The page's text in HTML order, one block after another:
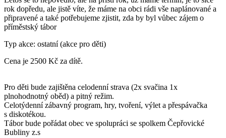
rok dopředu, ale jistě víte, že máme na obci rádi vše naplánované a
připravené a také potřebujeme zjistit, zda by byl vůbec zájem o
příměstský tábor
Typ akce: ostatní (akce pro děti)
Cena je 2500 Kč za dítě.
Pro děti bude zajištěna celodenní strava (2x svačina 1x
plnohodnotný oběd) a pitný režim.
Celotýdenní zábavný program, hry, tvoření, výlet a přespávačka
s diskotékou.
Tábor bude pořádat obec ve spolupráci se spolkem Čepřovické
Bubliny z.s